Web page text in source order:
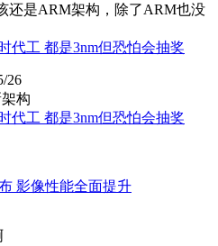
还是ARM架构，除了ARM也没
代工 都是3nm但恐怕会抽奖
26
构
代工 都是3nm但恐怕会抽奖
影像性能全面提升